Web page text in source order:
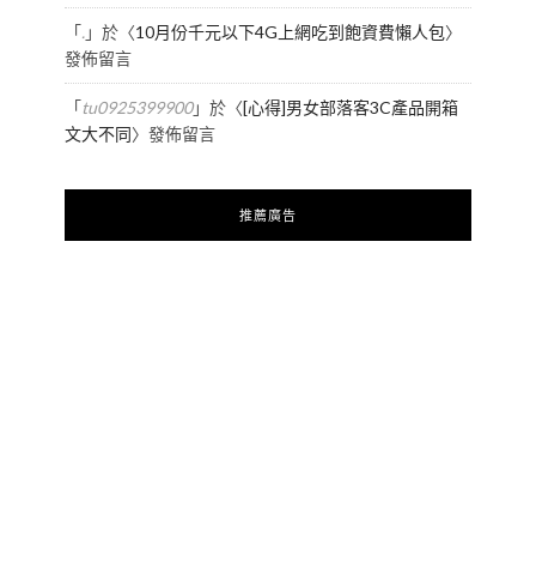
「.」於〈10月份千元以下4G上網吃到飽資費懶人包〉
發佈留言
「tu0925399900」於〈[心得]男女部落客3C產品開箱
文大不同〉發佈留言
推薦廣告